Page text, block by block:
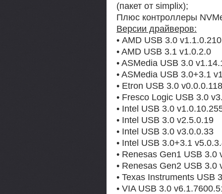
(пакет от simplix);
Плюс контроллеры
Версии драйверов:
• AMD USB 3.0 v1.1.0.210
• AMD USB 3.1 v1.0.2.0
• ASMedia USB 3.0
• ASMedia USB 3.0+3.1
• Etron USB 3.0 v0.0.0.118
• Fresco Logic USB 3.0
• Intel USB 3.0
• Intel USB 3.0 v2.5.0.19
• Intel USB 3.0 v3.0.0.33
• Intel USB 3.0+3.1
• Renesas Gen1 USB 3.0
• Renesas Gen2 USB 3.0
• Texas Instruments USB
• VIA USB 3.0